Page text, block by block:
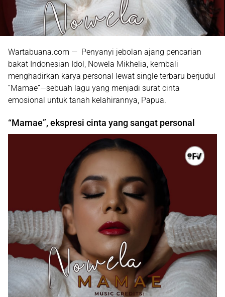
Wartabuana.com — Penyanyi jebolan ajang pencarian
bakat Indonesian Idol, Nowela Mikhelia, kembali
menghadirkan karya personal lewat single terbaru berjudul
“Mamae”—sebuah lagu yang menjadi surat cinta
emosional untuk tanah kelahirannya, Papua.
“Mamae”, ekspresi cinta yang sangat personal